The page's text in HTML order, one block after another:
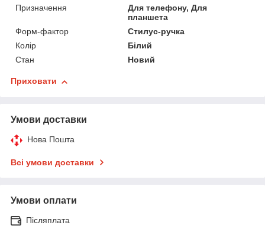
Призначення
Для телефону, Для
планшета
Форм-фактор
Стилус-ручка
Колір
Білий
Стан
Новий
Приховати
Умови доставки
Нова Пошта
Всі умови доставки
Умови оплати
Післяплата